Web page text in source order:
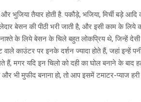
और भुजिया तैयार होती है. पकौड़े, भजिया, मिर्ची बड़े
बेसन की पीठी भरी जाती है, और इसी काम के लिये
के लिये बेसन के चिले बहुत लोकप्रिय थे, जिन्हें देसी
काउंटर पर इनके दर्शन ज्यादा होते हैं, जहां इन्हें
मगर यदि इन चिलो को दही का घोल बनाने के बाद
भी मुफीद बनाना हो, तो आप इसमें टमाटर-प्याज